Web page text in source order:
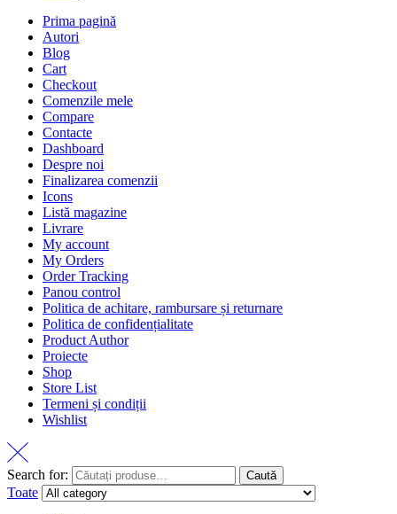
Prima pagină
Autori
Blog
Cart
Checkout
Comenzile mele
Compare
Contacte
Dashboard
Despre noi
Finalizarea comenzii
Icons
Listă magazine
Livrare
My account
My Orders
Order Tracking
Panou control
Politica de achitare, rambursare și returnare
Politica de confidențialitate
Product Author
Proiecte
Shop
Store List
Termeni și condiții
Wishlist
Search for: Caută
Toate